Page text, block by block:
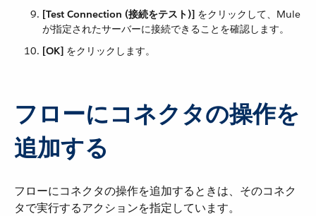
[Test Connection (接続をテスト)] ​ をクリックして、Mule
が指定されたサーバーに接続できることを確認します。
[OK] ​ をクリックします。
フローにコネクタの操作を
追加する
フローにコネクタの操作を追加するときは、そのコネク
タで実行するアクションを指定しています。